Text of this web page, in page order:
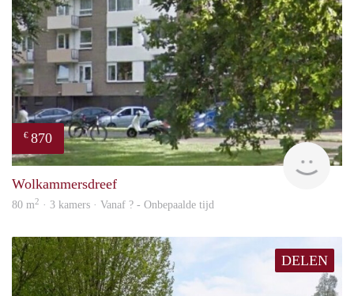
€ 870
rent
Wolkammersdreef
80 m2 · 3 kamers · Vanaf ? - Onbepaalde tijd
DELEN